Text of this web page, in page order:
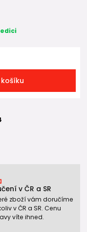
v ČR a SR
zboží vám doručíme
v ČR a SR. Cenu
víte ihned.